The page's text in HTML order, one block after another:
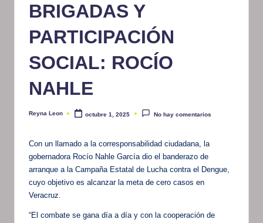
BRIGADAS Y
PARTICIPACIÓN
SOCIAL: ROCÍO
NAHLE
Publicado
Reyna Leon octubre 1, 2025 No hay comentarios
Con un llamado a la corresponsabilidad ciudadana, la
gobernadora Rocío Nahle García dio el banderazo de
arranque a la Campaña Estatal de Lucha contra el Dengue,
cuyo objetivo es alcanzar la meta de cero casos en
Veracruz.
“El combate se gana día a día y con la cooperación de